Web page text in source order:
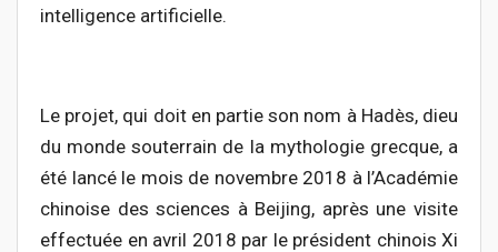
intelligence artificielle.
Le projet, qui doit en partie son nom à Hadès, dieu
du monde souterrain de la mythologie grecque, a
été lancé le mois de novembre 2018 à l’Académie
chinoise des sciences à Beijing, après une visite
effectuée en avril 2018 par le président chinois Xi